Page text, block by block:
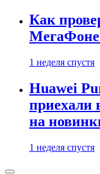
Как
1 неделя спустя
Huawei
приехали
на
1 неделя спустя